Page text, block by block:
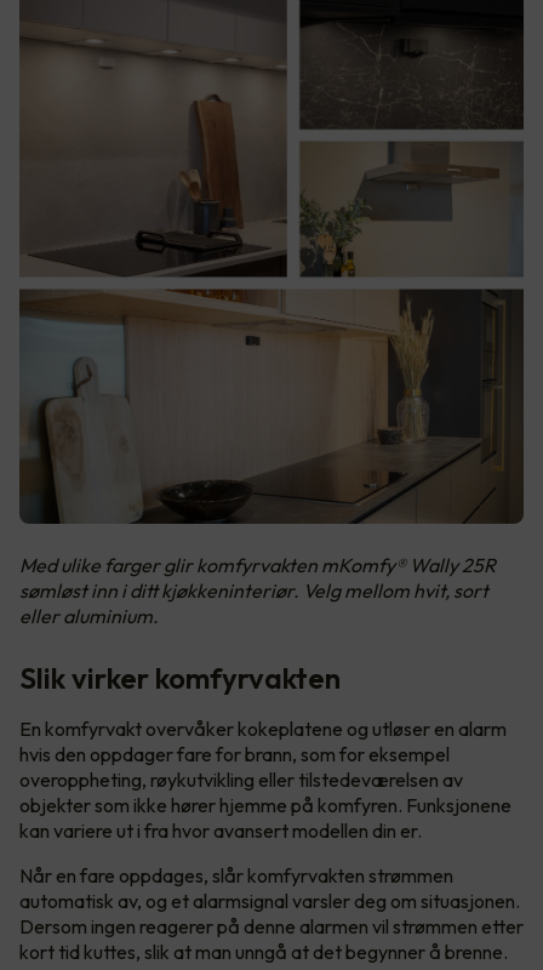
Med ulike farger glir komfyrvakten mKomfy® Wally 25R
sømløst inn i ditt kjøkkeninteriør. Velg mellom hvit, sort
eller aluminium.
Slik virker komfyrvakten
En komfyrvakt overvåker kokeplatene og utløser en alarm
hvis den oppdager fare for brann, som for eksempel
overoppheting, røykutvikling eller tilstedeværelsen av
objekter som ikke hører hjemme på komfyren. Funksjonene
kan variere ut i fra hvor avansert modellen din er.
Når en fare oppdages, slår komfyrvakten strømmen
automatisk av, og et alarmsignal varsler deg om situasjonen.
Dersom ingen reagerer på denne alarmen vil strømmen etter
kort tid kuttes, slik at man unngå at det begynner å brenne.